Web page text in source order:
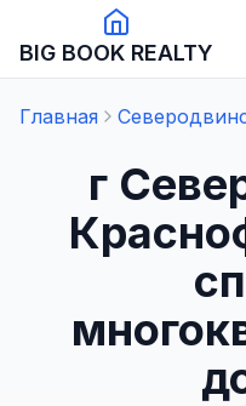
BIG BOOK REALTY
Главная
г